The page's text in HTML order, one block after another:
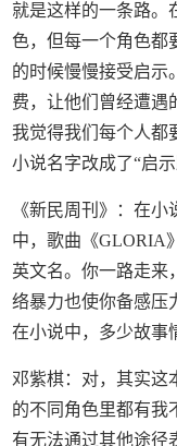
就是这样的一条路。
色，但每一个角色都
的时候慢慢接受启示
费，让他们曾经遭遇
我觉得我们每个人都
小说名字改成了“启示
《新民周刊》：在
中，歌曲《GLORIA
英文名。你一路走来
络暴力也使你备感压
在小说中，多少故事
邓紫棋：对，其实这
的不同角色里都有我
有无法通过其他途径